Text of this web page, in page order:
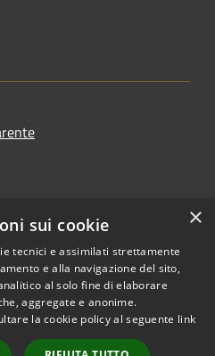
Copyright © 2026 • Comune di
Alanno • Powered by
Municipium• Accesso
×
sui cookie
tecnici e assimilati strettamente
e alla navigazione del sito,
al solo fine di elaborare
aggregate e anonime.
la cookie policy al seguente link